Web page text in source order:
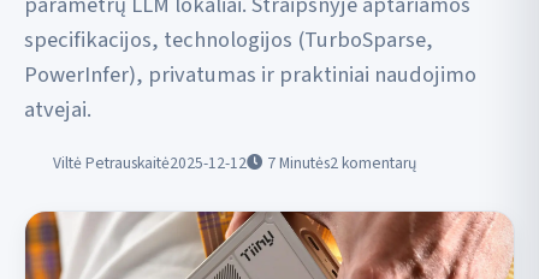
specifikacijos, technologijos (TurboSparse,
PowerInfer), privatumas ir praktiniai naudojimo
atvejai.
Viltė Petrauskaitė2025-12-12 7Minutės2 komentarų